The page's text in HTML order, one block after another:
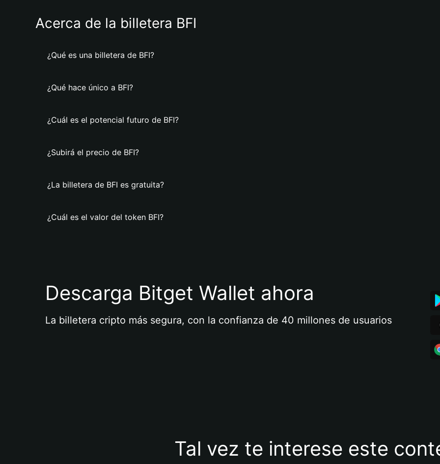
Acerca de la billetera BFI
¿Qué es una billetera de BFI?
¿Qué hace único a BFI?
¿Cuál es el potencial futuro de BFI?
¿Subirá el precio de BFI?
¿La billetera de BFI es gratuita?
¿Cuál es el valor del token BFI?
Descarga Bitget Wallet ahora
La billetera cripto más segura, con la confianza de 40 millones de usuarios
Tal vez te interese este